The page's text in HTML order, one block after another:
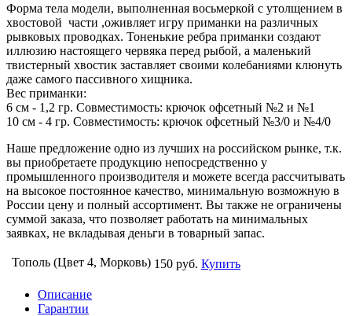
Форма тела модели, выполненная восьмеркой с утолщением в
хвостовой части ,оживляет игру приманки на различных
рывковых проводках. Тоненькие ребра приманки создают
иллюзию настоящего червяка перед рыбой, а маленький
твистерный хвостик заставляет своими колебаниями клюнуть
даже самого пассивного хищника.
Вес приманки:
6 см - 1,2 гр. Совместимость: крючок офсетный №2 и №1
10 см - 4 гр. Совместимость: крючок офсетный №3/0 и №4/0
Наше предложение одно из лучших на российском рынке, т.к.
вы приобретаете продукцию непосредственно у
промышленного производителя и можете всегда рассчитывать
на высокое постоянное качество, минимальную возможную в
России цену и полный ассортимент. Вы также не ограничены
суммой заказа, что позволяет работать на минимальных
заявках, не вкладывая деньги в товарный запас.
Тополь (Цвет 4, Морковь) 150 руб. Купить
Описание
Гарантии